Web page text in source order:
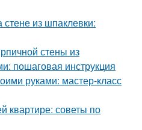
стене из шпаклевки:
стены из
пошаговая инструкция
руками: мастер-класс
квартире: советы по